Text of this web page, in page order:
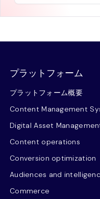
プラットフォーム
プラットフォーム概要
Content Management
Digital Asset
Content operations
Conversion optimization
Audiences and
Commerce